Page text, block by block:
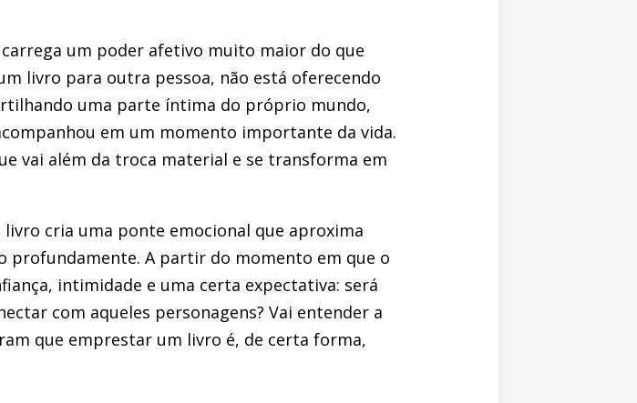
um poder afetivo muito maior do que
livro para outra pessoa, não está oferecendo
uma parte íntima do próprio mundo,
em um momento importante da vida.
vai além da troca material e se transforma em
cria uma ponte emocional que aproxima
profundamente. A partir do momento em que o
intimidade e uma certa expectativa: será
com aqueles personagens? Vai entender a
que emprestar um livro é, de certa forma,